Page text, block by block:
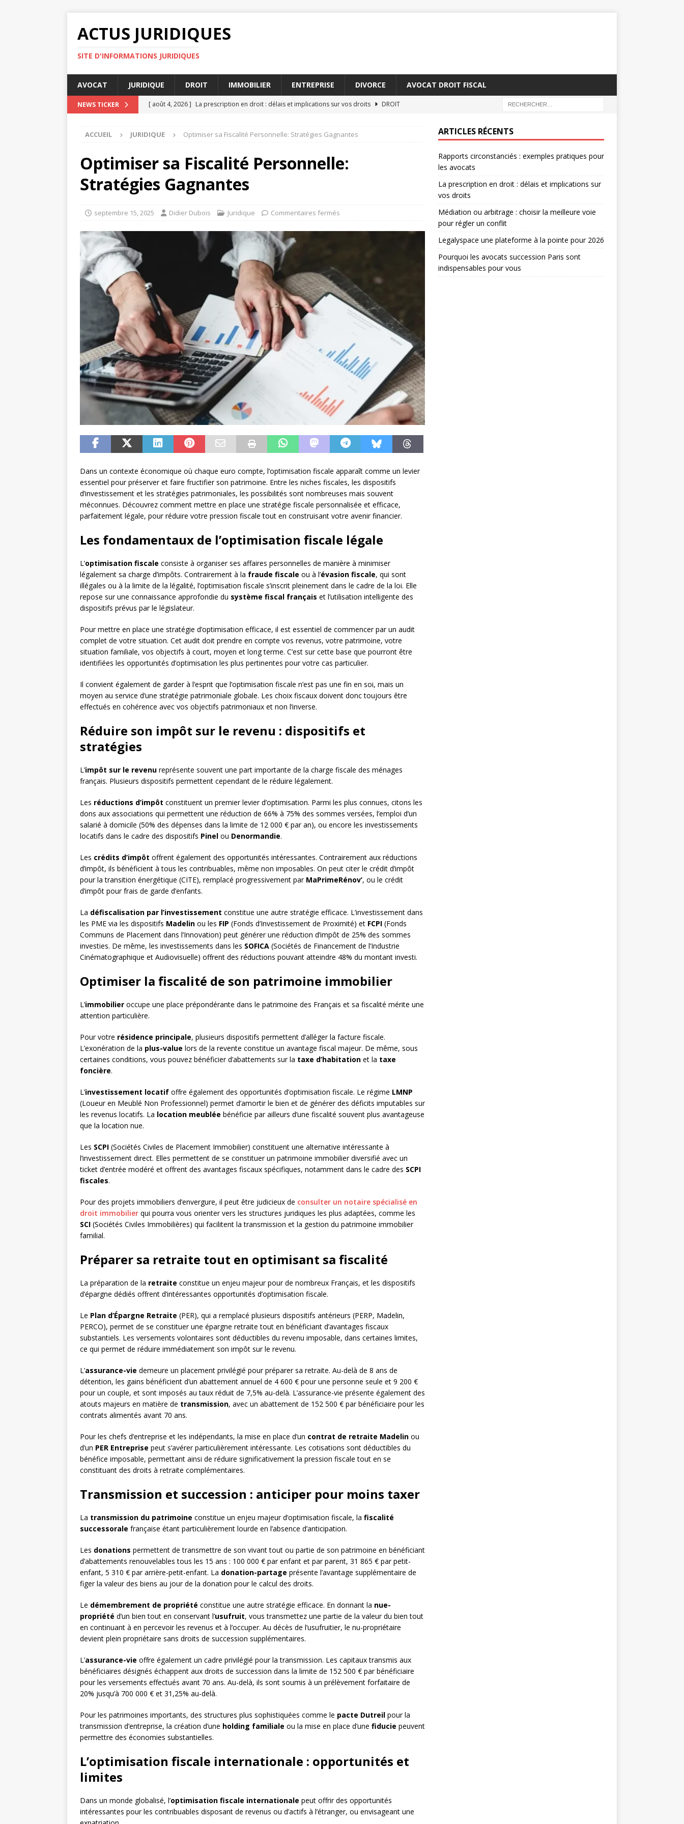
ACTUS JURIDIQUES
SITE D'INFORMATIONS JURIDIQUES
AVOCAT JURIDIQUE DROIT IMMOBILIER ENTREPRISE DIVORCE AVOCAT DROIT FISCAL
NEWS TICKER [ août 4, 2026 ] La prescription en droit : délais et implications sur vos droits
DROIT
DROIT
[ juillet 30, 2026 ]
Legalyspace une plateforme à la pointe pour 2026
AVOCAT
[ août 4, 2026 ]
Rapports circonstanciés : exemples pratiques pour les avocats
ACCUEIL JURIDIQUE Optimiser sa Fiscalité Personnelle: Stratégies Gagnantes
Optimiser sa Fiscalité Personnelle:
Stratégies Gagnantes
septembre 15, 2025 Didier Dubois Juridique Commentaires fermés
Dans un contexte économique où chaque euro compte, l’optimisation fiscale apparaît comme un levier
essentiel pour préserver et faire fructifier son patrimoine. Entre les niches fiscales, les dispositifs
d’investissement et les stratégies patrimoniales, les possibilités sont nombreuses mais souvent
méconnues. Découvrez comment mettre en place une stratégie fiscale personnalisée et efficace,
parfaitement légale, pour réduire votre pression fiscale tout en construisant votre avenir financier.
Les fondamentaux de l’optimisation fiscale légale
L’optimisation fiscale consiste à organiser ses affaires personnelles de manière à minimiser
légalement sa charge d’impôts. Contrairement à la fraude fiscale ou à l’évasion fiscale, qui sont
illégales ou à la limite de la légalité, l’optimisation fiscale s’inscrit pleinement dans le cadre de la loi. Elle
repose sur une connaissance approfondie du système fiscal français et l’utilisation intelligente des
dispositifs prévus par le législateur.
Pour mettre en place une stratégie d’optimisation efficace, il est essentiel de commencer par un audit
complet de votre situation. Cet audit doit prendre en compte vos revenus, votre patrimoine, votre
situation familiale, vos objectifs à court, moyen et long terme. C’est sur cette base que pourront être
identifiées les opportunités d’optimisation les plus pertinentes pour votre cas particulier.
Il convient également de garder à l’esprit que l’optimisation fiscale n’est pas une fin en soi, mais un
moyen au service d’une stratégie patrimoniale globale. Les choix fiscaux doivent donc toujours être
effectués en cohérence avec vos objectifs patrimoniaux et non l’inverse.
Réduire son impôt sur le revenu : dispositifs et
stratégies
L’impôt sur le revenu représente souvent une part importante de la charge fiscale des ménages
français. Plusieurs dispositifs permettent cependant de le réduire légalement.
Les réductions d’impôt constituent un premier levier d’optimisation. Parmi les plus connues, citons les
dons aux associations qui permettent une réduction de 66% à 75% des sommes versées, l’emploi d’un
salarié à domicile (50% des dépenses dans la limite de 12 000 € par an), ou encore les investissements
locatifs dans le cadre des dispositifs Pinel ou Denormandie.
Les crédits d’impôt offrent également des opportunités intéressantes. Contrairement aux réductions
d’impôt, ils bénéficient à tous les contribuables, même non imposables. On peut citer le crédit d’impôt
pour la transition énergétique (CITE), remplacé progressivement par MaPrimeRénov’, ou le crédit
d’impôt pour frais de garde d’enfants.
La défiscalisation par l’investissement constitue une autre stratégie efficace. L’investissement dans
les PME via les dispositifs Madelin ou les FIP (Fonds d’Investissement de Proximité) et FCPI (Fonds
Communs de Placement dans l’Innovation) peut générer une réduction d’impôt de 25% des sommes
investies. De même, les investissements dans les SOFICA (Sociétés de Financement de l’Industrie
Cinématographique et Audiovisuelle) offrent des réductions pouvant atteindre 48% du montant investi.
Optimiser la fiscalité de son patrimoine immobilier
L’immobilier occupe une place prépondérante dans le patrimoine des Français et sa fiscalité mérite une
attention particulière.
Pour votre résidence principale, plusieurs dispositifs permettent d’alléger la facture fiscale.
L’exonération de la plus-value lors de la revente constitue un avantage fiscal majeur. De même, sous
certaines conditions, vous pouvez bénéficier d’abattements sur la taxe d’habitation et la taxe
foncière.
L’investissement locatif offre également des opportunités d’optimisation fiscale. Le régime LMNP
(Loueur en Meublé Non Professionnel) permet d’amortir le bien et de générer des déficits imputables sur
les revenus locatifs. La location meublée bénéficie par ailleurs d’une fiscalité souvent plus avantageuse
que la location nue.
Les SCPI (Sociétés Civiles de Placement Immobilier) constituent une alternative intéressante à
l’investissement direct. Elles permettent de se constituer un patrimoine immobilier diversifié avec un
ticket d’entrée modéré et offrent des avantages fiscaux spécifiques, notamment dans le cadre des SCPI
fiscales.
Pour des projets immobiliers d’envergure, il peut être judicieux de consulter un notaire spécialisé en
droit immobilier qui pourra vous orienter vers les structures juridiques les plus adaptées, comme les
SCI (Sociétés Civiles Immobilières) qui facilitent la transmission et la gestion du patrimoine immobilier
familial.
Préparer sa retraite tout en optimisant sa fiscalité
La préparation de la retraite constitue un enjeu majeur pour de nombreux Français, et les dispositifs
d’épargne dédiés offrent d’intéressantes opportunités d’optimisation fiscale.
Le Plan d’Épargne Retraite (PER), qui a remplacé plusieurs dispositifs antérieurs (PERP, Madelin,
PERCO), permet de se constituer une épargne retraite tout en bénéficiant d’avantages fiscaux
substantiels. Les versements volontaires sont déductibles du revenu imposable, dans certaines limites,
ce qui permet de réduire immédiatement son impôt sur le revenu.
L’assurance-vie demeure un placement privilégié pour préparer sa retraite. Au-delà de 8 ans de
détention, les gains bénéficient d’un abattement annuel de 4 600 € pour une personne seule et 9 200 €
pour un couple, et sont imposés au taux réduit de 7,5% au-delà. L’assurance-vie présente également des
atouts majeurs en matière de transmission, avec un abattement de 152 500 € par bénéficiaire pour les
contrats alimentés avant 70 ans.
Pour les chefs d’entreprise et les indépendants, la mise en place d’un contrat de retraite Madelin ou
d’un PER Entreprise peut s’avérer particulièrement intéressante. Les cotisations sont déductibles du
bénéfice imposable, permettant ainsi de réduire significativement la pression fiscale tout en se
constituant des droits à retraite complémentaires.
Transmission et succession : anticiper pour moins taxer
La transmission du patrimoine constitue un enjeu majeur d’optimisation fiscale, la fiscalité
successorale française étant particulièrement lourde en l’absence d’anticipation.
Les donations permettent de transmettre de son vivant tout ou partie de son patrimoine en bénéficiant
d’abattements renouvelables tous les 15 ans : 100 000 € par enfant et par parent, 31 865 € par petit-
enfant, 5 310 € par arrière-petit-enfant. La donation-partage présente l’avantage supplémentaire de
figer la valeur des biens au jour de la donation pour le calcul des droits.
Le démembrement de propriété constitue une autre stratégie efficace. En donnant la nue-
propriété d’un bien tout en conservant l’usufruit, vous transmettez une partie de la valeur du bien tout
en continuant à en percevoir les revenus et à l’occuper. Au décès de l’usufruitier, le nu-propriétaire
devient plein propriétaire sans droits de succession supplémentaires.
L’assurance-vie offre également un cadre privilégié pour la transmission. Les capitaux transmis aux
bénéficiaires désignés échappent aux droits de succession dans la limite de 152 500 € par bénéficiaire
pour les versements effectués avant 70 ans. Au-delà, ils sont soumis à un prélèvement forfaitaire de
20% jusqu’à 700 000 € et 31,25% au-delà.
Pour les patrimoines importants, des structures plus sophistiquées comme le pacte Dutreil pour la
transmission d’entreprise, la création d’une holding familiale ou la mise en place d’une fiducie peuvent
permettre des économies substantielles.
L’optimisation fiscale internationale : opportunités et
limites
Dans un monde globalisé, l’optimisation fiscale internationale peut offrir des opportunités
intéressantes pour les contribuables disposant de revenus ou d’actifs à l’étranger, ou envisageant une
ARTICLES RÉCENTS
Rapports circonstanciés : exemples pratiques pour
les avocats
La prescription en droit : délais et implications sur
vos droits
Médiation ou arbitrage : choisir la meilleure voie
pour régler un conflit
Legalyspace une plateforme à la pointe pour 2026
Pourquoi les avocats succession Paris sont
indispensables pour vous